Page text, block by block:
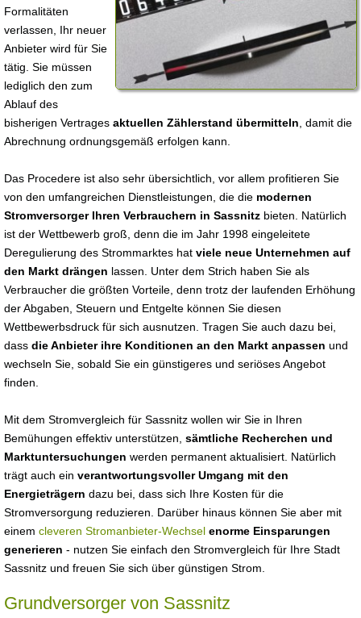
Formalitäten
verlassen, Ihr neuer
Anbieter wird für Sie
tätig. Sie müssen
lediglich den zum
Ablauf des
bisherigen Vertrages aktuellen Zählerstand übermitteln , damit die
Abrechnung ordnungsgemäß erfolgen kann.
Das Procedere ist also sehr übersichtlich, vor allem profitieren Sie
von den umfangreichen Dienstleistungen, die die modernen
Stromversorger Ihren Verbrauchern in Sassnitz bieten. Natürlich
ist der Wettbewerb groß, denn die im Jahr 1998 eingeleitete
Deregulierung des Strommarktes hat viele neue Unternehmen auf
den Markt drängen lassen. Unter dem Strich haben Sie als
Verbraucher die größten Vorteile, denn trotz der laufenden Erhöhung
der Abgaben, Steuern und Entgelte können Sie diesen
Wettbewerbsdruck für sich ausnutzen. Tragen Sie auch dazu bei,
dass die Anbieter ihre Konditionen an den Markt anpassen und
wechseln Sie, sobald Sie ein günstigeres und seriöses Angebot
finden.
Mit dem Stromvergleich für Sassnitz wollen wir Sie in Ihren
Bemühungen effektiv unterstützen, sämtliche Recherchen und
Marktuntersuchungen werden permanent aktualisiert. Natürlich
trägt auch ein verantwortungsvoller Umgang mit den
Energieträgern dazu bei, dass sich Ihre Kosten für die
Stromversorgung reduzieren. Darüber hinaus können Sie aber mit
einem cleveren Stromanbieter-Wechsel enorme Einsparungen
generieren - nutzen Sie einfach den Stromvergleich für Ihre Stadt
Sassnitz und freuen Sie sich über günstigen Strom.
Grundversorger von Sassnitz